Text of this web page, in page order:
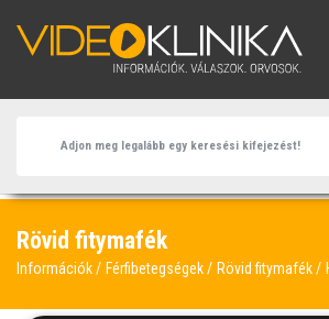
Rövid fitymafék
Információk Férfibetegségek Rövid fitymafék